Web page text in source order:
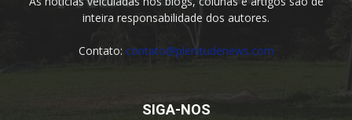
inteira responsabilidade dos autores.
Contato: contato@plenitudenews.com
SIGA-NOS